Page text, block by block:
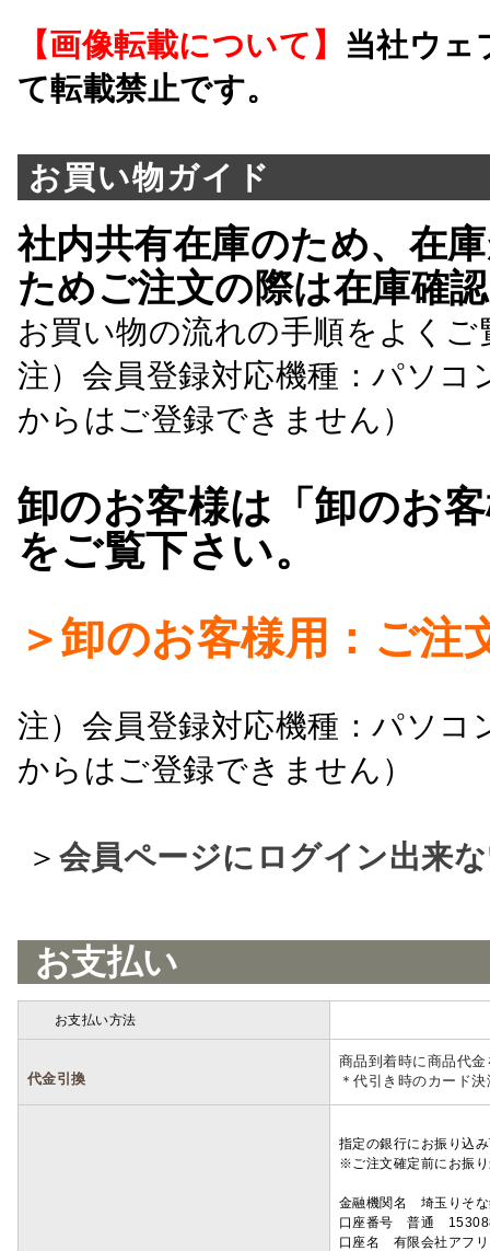
【画像転載について】 当社ウェ
て転載禁止です。
お買い物ガイド
社内共有在庫のため、在
ためご注文の際は在庫確
お買い物の流れの手順をよくご
注）会員登録対応機種：パソ
からはご登録できません）
卸のお客様は「卸のお
をご覧下さい。
＞卸のお客様用：ご注
注）会員登録対応機種：パソ
からはご登録できません）
＞ 会員ページにログイン出来
お支払い
お支払い方法
代金引換
商品到着時に商品代
＊代引き時のカード
指定の銀行にお振り込
※ご注文確定前にお振
金融機関名 埼玉りそ
口座番号 普通
口座名 有限会社アフ